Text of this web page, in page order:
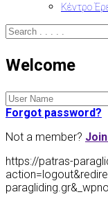
Κέντρο
Welcome
Forgot password?
Not a member?
https://patras-